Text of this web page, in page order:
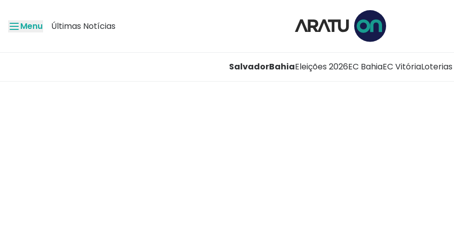
Menu Últimas Notícias
SalvadorBahiaEleições 2026EC BahiaEC VitóriaLoterias